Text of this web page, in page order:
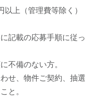
上（管理費等除く）
記載の応募手順に従っ
不備のない方。
せ、物件ご契約、抽選
と。